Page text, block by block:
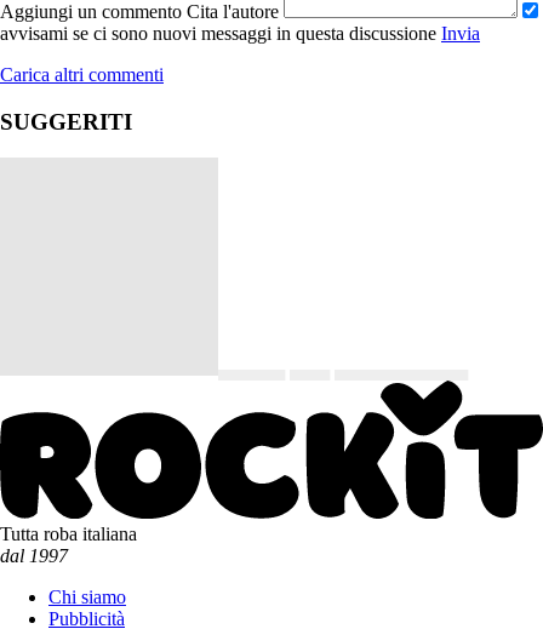
Aggiungi un commento Cita l'autore
avvisami se ci sono nuovi messaggi in questa discussione Invia
Carica altri commenti
SUGGERITI
Tutta roba italiana
dal 1997
Chi siamo
Pubblicità